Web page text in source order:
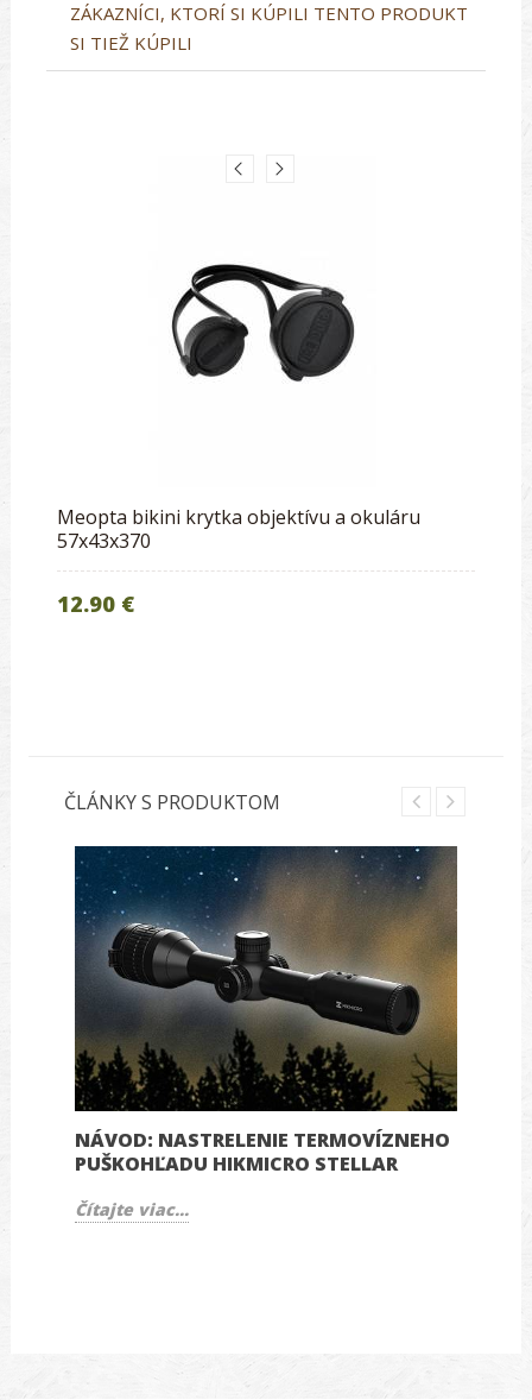
ZÁKAZNÍCI, KTORÍ SI KÚPILI TENTO PRODUKT
SI TIEŽ KÚPILI
Meopta bikini krytka objektívu a okuláru
57x43x370
12.90 €
ČLÁNKY S PRODUKTOM
NÁVOD: NASTRELENIE TERMOVÍZNEHO
PUŠKOHĽADU HIKMICRO STELLAR
Čítajte viac...